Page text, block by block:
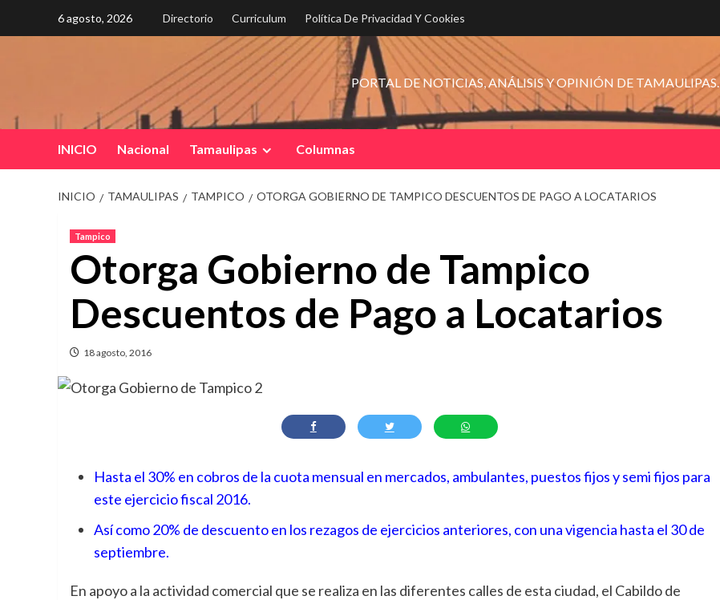
6 agosto, 2026 Directorio Curriculum Política De Privacidad Y Cookies
PORTAL DE NOTICIAS, ANÁLISIS Y OPINIÓN DE TAMAULIPAS.
INICIO Nacional Tamaulipas Columnas
INICIO TAMAULIPAS TAMPICO OTORGA GOBIERNO DE TAMPICO DESCUENTOS DE PAGO A LOCATARIOS
Tampico
Otorga Gobierno de Tampico
Descuentos de Pago a Locatarios
18 agosto, 2016
Hasta el 30% en cobros de la cuota mensual en mercados, ambulantes, puestos fijos y semi fijos para
este ejercicio fiscal 2016.
Así como 20% de descuento en los rezagos de ejercicios anteriores, con una vigencia hasta el 30 de
septiembre.
En apoyo a la actividad comercial que se realiza en las diferentes calles de esta ciudad, el Cabildo de